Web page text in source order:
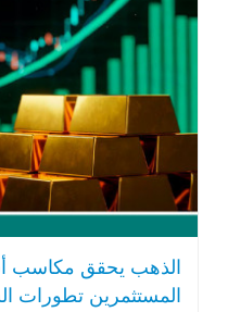
الذهب يحقق مكاسب
المستثمرين تطورات